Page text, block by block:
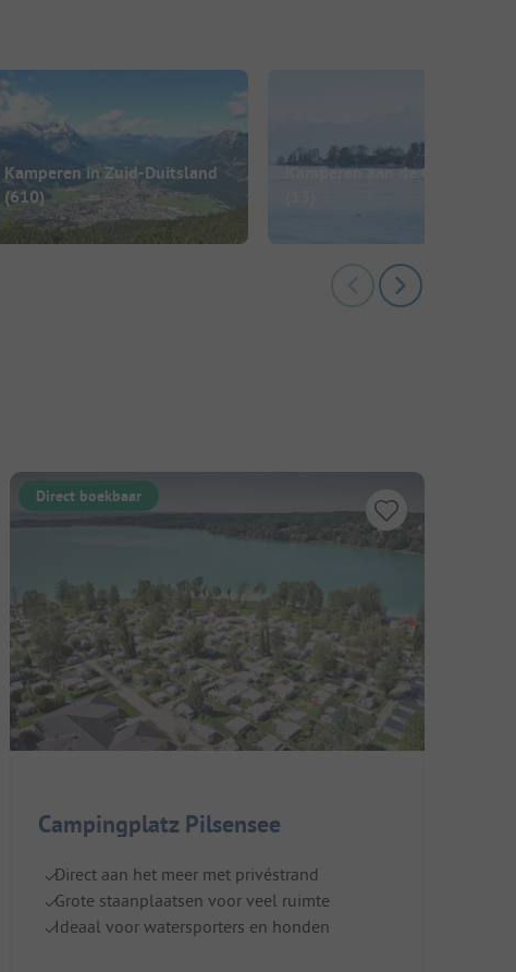
Kamperen in Zuid-Duitsland
(610)
Kamperen aan de Chiemsee
Direct boekbaar
Campingplatz Pilsensee
Direct aan het meer met privéstrand
Grote staanplaatsen voor veel ruimte
Ideaal voor watersporters en honden